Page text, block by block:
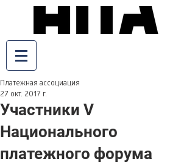
Участники V
Национального
платежного форума
Платежная ассоциация
27 окт. 2017 г.